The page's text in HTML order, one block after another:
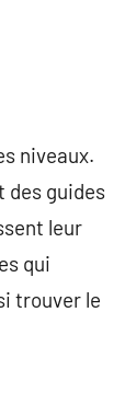
niveaux.
des guides
leur
qui
trouver le